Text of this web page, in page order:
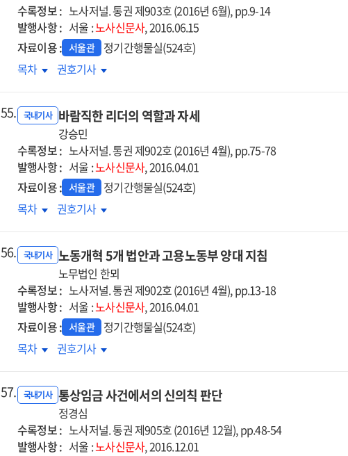
수록정보 : 노사저널. 통권 제903호 (2016년 6월), pp.9-14
발행사항 : 서울 :노사신문사, 2016.06.15
자료이용 : 서울관 정기간행물실(524호)
인사평가제도와
인사평가제도의
쟁점
목차
인사평가제도와
인사평가제도의
노동법적
쟁점
권호기사
55. 국내기사 바람직한 리더의 역할과 자세
강승민
수록정보 : 노사저널. 통권 제902호 (2016년 4월), pp.75-78
발행사항 : 서울 :노사신문사, 2016.04.01
자료이용 : 서울관 정기간행물실(524호)
바람직한
자세
목차
바람직한
자세
권호기사
56. 국내기사 노동개혁 5개 법안과 고용노동부 양대 지침
노무법인 한뫼
수록정보 : 노사저널. 통권 제902호 (2016년 4월), pp.13-18
발행사항 : 서울 :노사신문사, 2016.04.01
자료이용 : 서울관 정기간행물실(524호)
노동개혁
고용노동부
지침
목차
노동개혁
고용노동부
양대
지침
권호기사
57. 국내기사 통상임금 사건에서의 신의칙 판단
정경심
수록정보 : 노사저널. 통권 제905호 (2016년 12월), pp.48-54
발행사항 : 서울 :노사신문사, 2016.12.01